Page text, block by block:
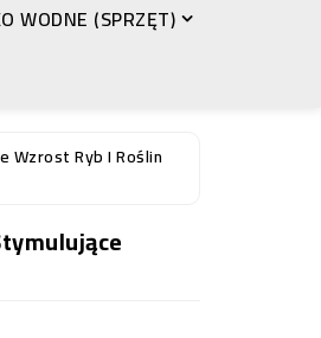
WODNE (SPRZĘT)
Wzrost Ryb I Roślin